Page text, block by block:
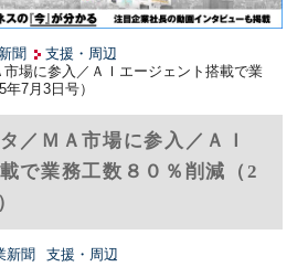
聞
支援・周辺
市場に参入／ＡＩエージェント搭載で業
7月3日号）
／ＭＡ市場に参入／ＡＩ
で業務工数８０％削減（2
新聞
支援・周辺